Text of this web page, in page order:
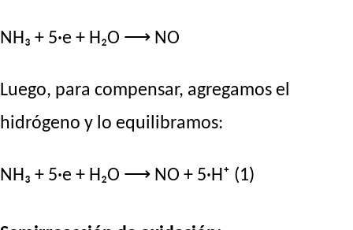
NH₃ + 5·e + H₂O ⟶ NO
Luego, para compensar, agregamos el
hidrógeno y lo equilibramos:
NH₃ + 5·e + H₂O ⟶ NO + 5·H⁺ (1)